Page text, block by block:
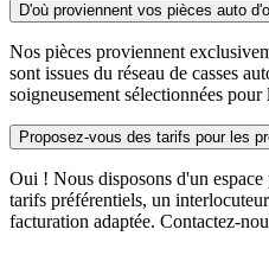
D'où proviennent vos pièces auto
Nos pièces proviennent
sont issues du réseau de casses
soigneusement sélectionnées
Proposez-vous des tarifs pour les
Oui ! Nous disposons d'un
tarifs préférentiels, un
facturation adaptée. Contactez-